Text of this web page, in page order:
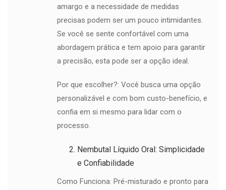
amargo e a necessidade de medidas
precisas podem ser um pouco intimidantes.
Se você se sente confortável com uma
abordagem prática e tem apoio para garantir
a precisão, esta pode ser a opção ideal.
Por que escolher?: Você busca uma opção
personalizável e com bom custo-benefício, e
confia em si mesmo para lidar com o
processo.
Nembutal Líquido Oral: Simplicidade
e Confiabilidade
Como Funciona: Pré-misturado e pronto para